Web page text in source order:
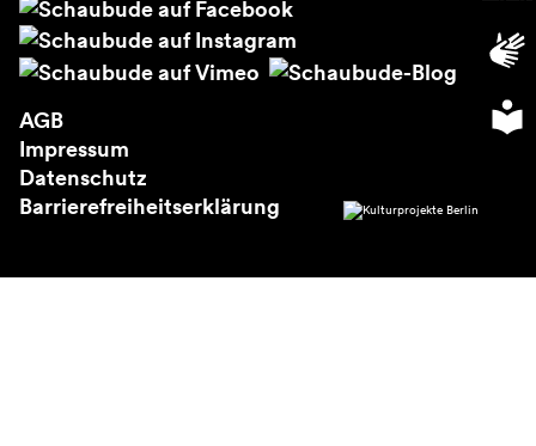
AGB
Impressum
Datenschutz
Barrierefreiheitserklärung